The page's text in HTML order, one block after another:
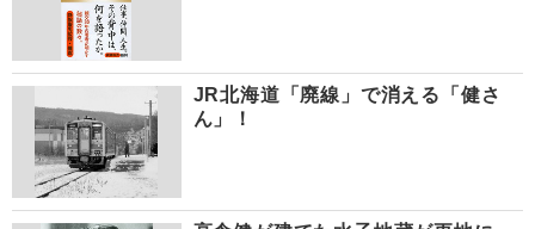
JR北海道「廃線」で消える「健さ
ん」！